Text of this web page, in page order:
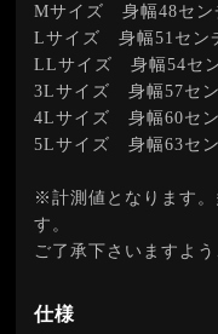
Mサイズ 身幅48セ
Lサイズ 身幅51セン
LLサイズ 身幅54セ
3Lサイズ 身幅57セ
4Lサイズ 身幅60セ
5Lサイズ 身幅63セ
※計測値となります。
す。
ご了承下さいますよ
仕様